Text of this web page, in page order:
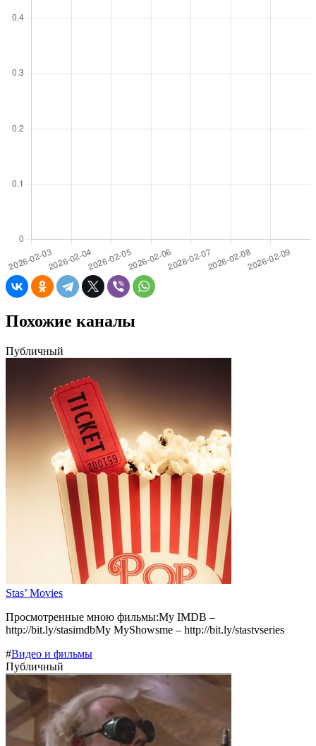
Похожие каналы
Публичный
Stas’ Movies
Просмотренные мною фильмы:My IMDB –
http://bit.ly/stasimdbMy MyShowsme – http://bit.ly/stastvseries
#Видео и фильмы
Публичный